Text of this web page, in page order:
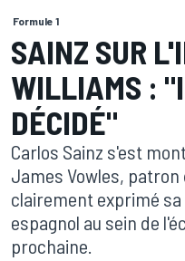
Formule 1
SAINZ SUR
WILLIAMS :
DÉCIDÉ"
Carlos Sainz s'est
James Vowles, patron
clairement exprimé
espagnol au sein de
prochaine.